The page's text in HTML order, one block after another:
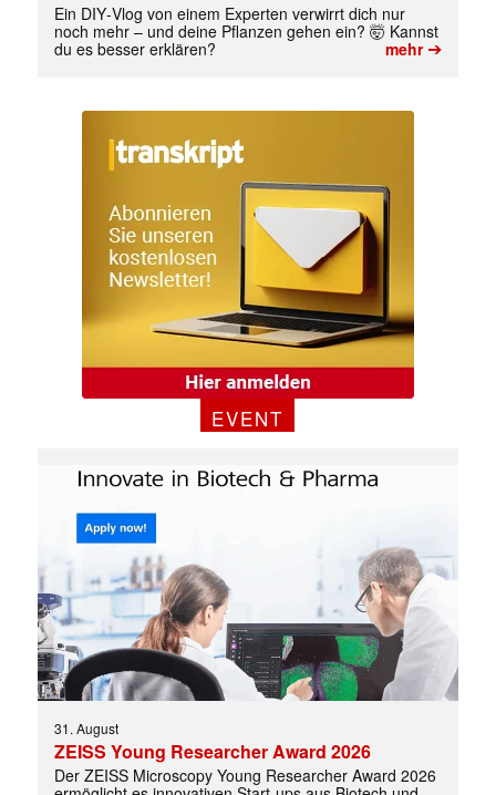
Ein DIY‑Vlog von einem Experten verwirrt dich nur
noch mehr – und deine Pflanzen gehen ein? 🤯 Kannst
du es besser erklären?
mehr➔
EVENT
31. August
ZEISS Young Researcher Award 2026
Der ZEISS Microscopy Young Researcher Award 2026